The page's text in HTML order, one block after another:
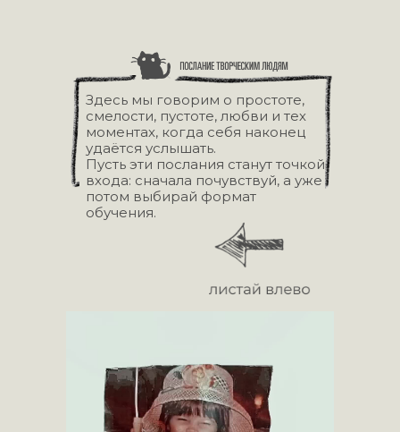
Здесь мы говорим о простоте,
смелости, пустоте, любви и тех
моментах, когда себя наконец
удаётся услышать.
Пусть эти послания станут точкой
входа: сначала почувствуй, а уже
потом выбирай формат
обучения.